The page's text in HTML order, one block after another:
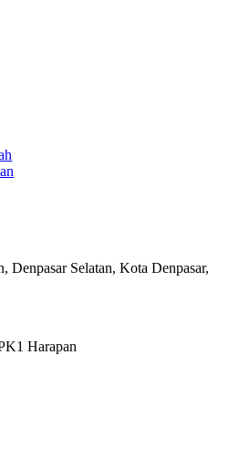
Denpasar Selatan, Kota Denpasar,
Harapan